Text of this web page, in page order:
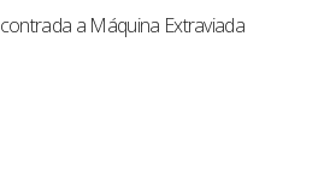
a Máquina Extraviada